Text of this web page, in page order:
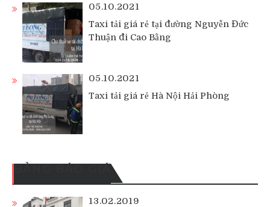
05.10.2021
Taxi tải giá rẻ tại đường Nguyễn Đức
Thuận đi Cao Bằng
05.10.2021
Taxi tải giá rẻ Hà Nội Hải Phòng
BẢNG BÁO GIÁ
13.02.2019